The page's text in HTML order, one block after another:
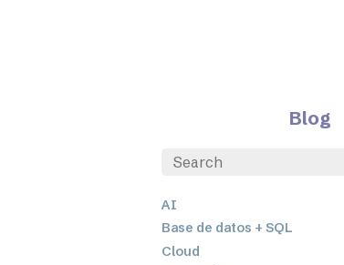
Blog
AI
Base de datos + SQL
Cloud